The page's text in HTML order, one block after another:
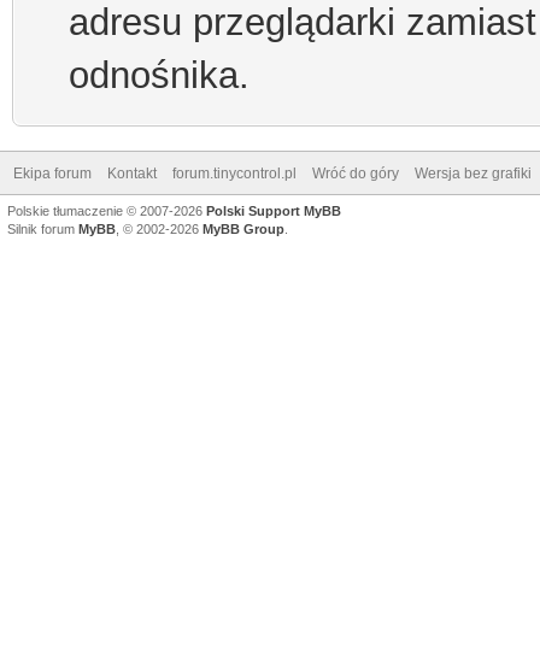
adresu przeglądarki
odnośnika.
Ekipa forum Kontakt forum.tinycontrol.pl Wróć do góry Wersja bez grafiki
Polskie tłumaczenie © 2007-2026 Polski Support MyBB
Silnik forum MyBB , © 2002-2026 MyBB Group